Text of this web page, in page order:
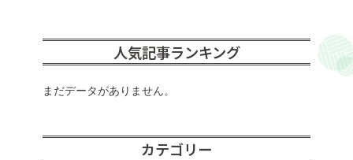
人気記事ランキング
まだデータがありません。
カテゴリー